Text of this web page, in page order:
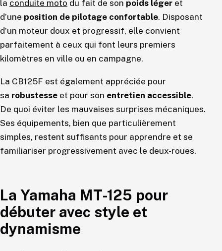
la conduite moto du fait de son poids léger et
d’une position de pilotage confortable. Disposant
d’un moteur doux et progressif, elle convient
parfaitement à ceux qui font leurs premiers
kilomètres en ville ou en campagne.
La CB125F est également appréciée pour
sa robustesse et pour son entretien accessible.
De quoi éviter les mauvaises surprises mécaniques.
Ses équipements, bien que particulièrement
simples, restent suffisants pour apprendre et se
familiariser progressivement avec le deux-roues.
La Yamaha MT-125 pour
débuter avec style et
dynamisme